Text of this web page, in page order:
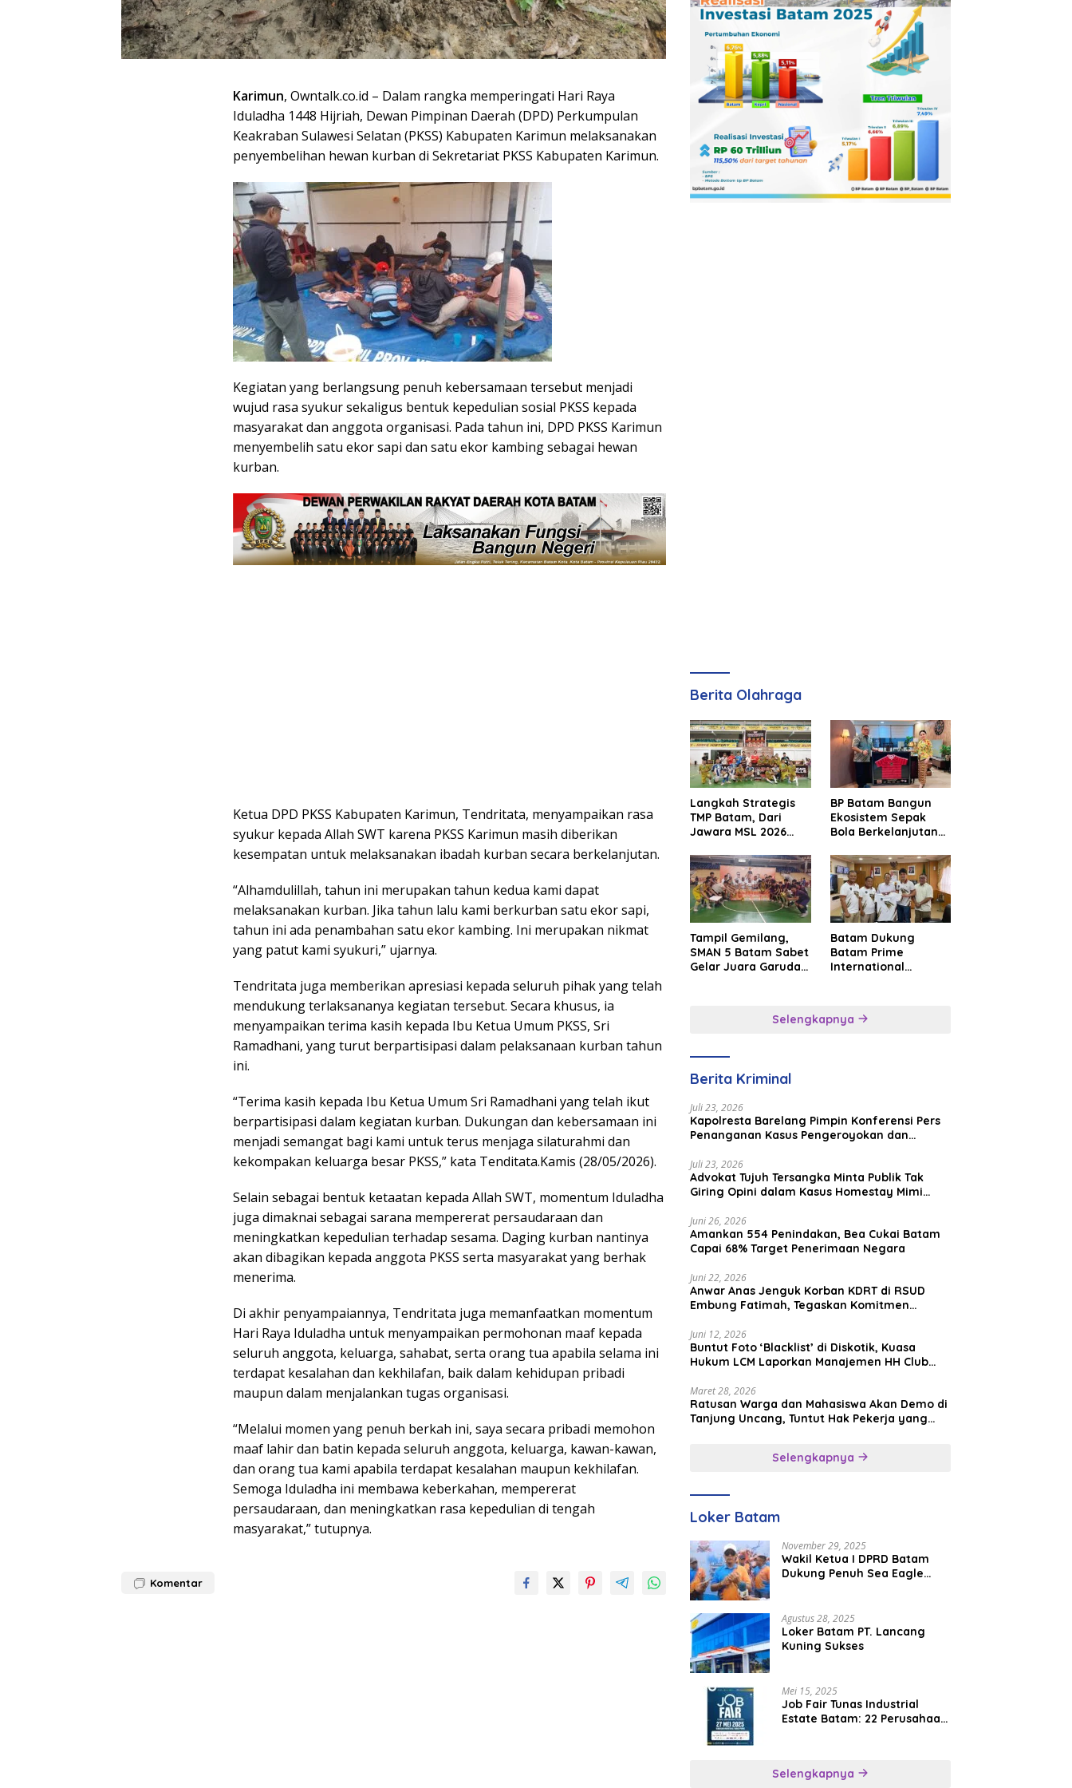
Karimun, Owntalk.co.id – Dalam rangka memperingati Hari Raya
Iduladha 1448 Hijriah, Dewan Pimpinan Daerah (DPD) Perkumpulan
Keakraban Sulawesi Selatan (PKSS) Kabupaten Karimun melaksanakan
penyembelihan hewan kurban di Sekretariat PKSS Kabupaten Karimun.
Kegiatan yang berlangsung penuh kebersamaan tersebut menjadi
wujud rasa syukur sekaligus bentuk kepedulian sosial PKSS kepada
masyarakat dan anggota organisasi. Pada tahun ini, DPD PKSS Karimun
menyembelih satu ekor sapi dan satu ekor kambing sebagai hewan
kurban.
Ketua DPD PKSS Kabupaten Karimun, Tendritata, menyampaikan rasa
syukur kepada Allah SWT karena PKSS Karimun masih diberikan
kesempatan untuk melaksanakan ibadah kurban secara berkelanjutan.
“Alhamdulillah, tahun ini merupakan tahun kedua kami dapat
melaksanakan kurban. Jika tahun lalu kami berkurban satu ekor sapi,
tahun ini ada penambahan satu ekor kambing. Ini merupakan nikmat
yang patut kami syukuri,” ujarnya.
Tendritata juga memberikan apresiasi kepada seluruh pihak yang telah
mendukung terlaksananya kegiatan tersebut. Secara khusus, ia
menyampaikan terima kasih kepada Ibu Ketua Umum PKSS, Sri
Ramadhani, yang turut berpartisipasi dalam pelaksanaan kurban tahun
ini.
“Terima kasih kepada Ibu Ketua Umum Sri Ramadhani yang telah ikut
berpartisipasi dalam kegiatan kurban. Dukungan dan kebersamaan ini
menjadi semangat bagi kami untuk terus menjaga silaturahmi dan
kekompakan keluarga besar PKSS,” kata Tenditata.Kamis (28/05/2026).
Selain sebagai bentuk ketaatan kepada Allah SWT, momentum Iduladha
juga dimaknai sebagai sarana mempererat persaudaraan dan
meningkatkan kepedulian terhadap sesama. Daging kurban nantinya
akan dibagikan kepada anggota PKSS serta masyarakat yang berhak
menerima.
Di akhir penyampaiannya, Tendritata juga memanfaatkan momentum
Hari Raya Iduladha untuk menyampaikan permohonan maaf kepada
seluruh anggota, keluarga, sahabat, serta orang tua apabila selama ini
terdapat kesalahan dan kekhilafan, baik dalam kehidupan pribadi
maupun dalam menjalankan tugas organisasi.
“Melalui momen yang penuh berkah ini, saya secara pribadi memohon
maaf lahir dan batin kepada seluruh anggota, keluarga, kawan-kawan,
dan orang tua kami apabila terdapat kesalahan maupun kekhilafan.
Semoga Iduladha ini membawa keberkahan, mempererat
persaudaraan, dan meningkatkan rasa kepedulian di tengah
masyarakat,” tutupnya.
Komentar
Berita Olahraga
Langkah Strategis
TMP Batam, Dari
Jawara MSL 2026
Internasional
BP Batam Bangun
Ekosistem Sepak
Bola Berkelanjutan
Premier FC
Tampil Gemilang,
SMAN 5 Batam Sabet
Gelar Juara Garuda
Batam Dukung
Batam Prime
International
Tourism dan
Selengkapnya
Berita Kriminal
Juli 23, 2026
Kapolresta Barelang Pimpin Konferensi Pers
Penanganan Kasus Pengeroyokan dan
Juli 23, 2026
Advokat Tujuh Tersangka Minta Publik Tak
Giring Opini dalam Kasus Homestay Mimi
Juni 26, 2026
Amankan 554 Penindakan, Bea Cukai Batam
Capai 68% Target Penerimaan Negara
Juni 22, 2026
Anwar Anas Jenguk Korban KDRT di RSUD
Embung Fatimah, Tegaskan Komitmen
Juni 12, 2026
Buntut Foto ‘Blacklist’ di Diskotik, Kuasa
Hukum LCM Laporkan Manajemen HH Club
Maret 28, 2026
Ratusan Warga dan Mahasiswa Akan Demo di
Tanjung Uncang, Tuntut Hak Pekerja yang
Selengkapnya
Loker Batam
November 29, 2025
Wakil Ketua I DPRD Batam
Dukung Penuh Sea Eagle
Agustus 28, 2025
Loker Batam PT. Lancang
Kuning Sukses
Mei 15, 2025
Job Fair Tunas Industrial
Estate Batam: 22 Perusahaan
Selengkapnya